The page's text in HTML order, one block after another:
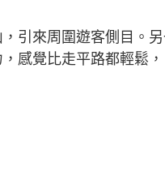
引來周圍遊客側目。
感覺比走平路都輕鬆，